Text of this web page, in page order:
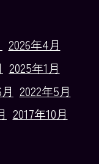
2026年4月
2025年1月
2022年5月
2017年10月